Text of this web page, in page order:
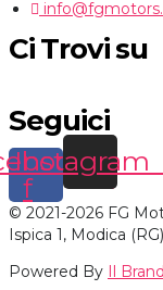
Ci Trovi su
Seguici
f
Instagram
© 2021-2026 FG
Ispica 1, Modica (RG)
Powered By Il